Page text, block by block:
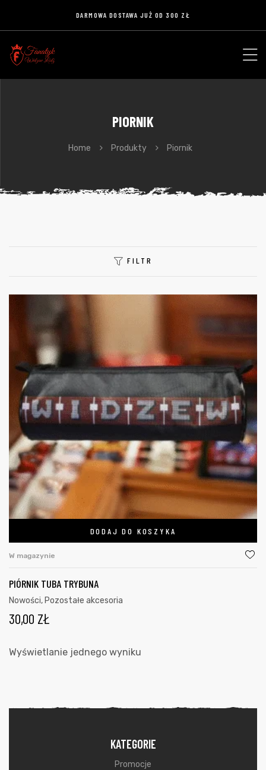
DARMOWA DOSTAWA JUŻ OD 300 ZŁ
PIORNIK
Home Produkty Piornik
FILTR
DODAJ DO KOSZYKA
W magazynie
PIÓRNIK TUBA TRYBUNA
Nowości, Pozostałe akcesoria
30,00 ZŁ
Wyświetlanie jednego wyniku
KATEGORIE
Promocje